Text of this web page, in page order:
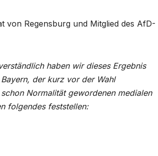
von Regensburg und Mitglied des AfD-
haben wir dieses Ergebnis
der kurz vor der Wahl
Normalität gewordenen medialen
folgendes feststellen: